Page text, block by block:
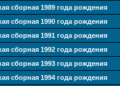
сборная 1989 года рождения
сборная 1990 года рождения
сборная 1991 года рождения
сборная 1992 года рождения
сборная 1993 года рождения
сборная 1994 года рождения